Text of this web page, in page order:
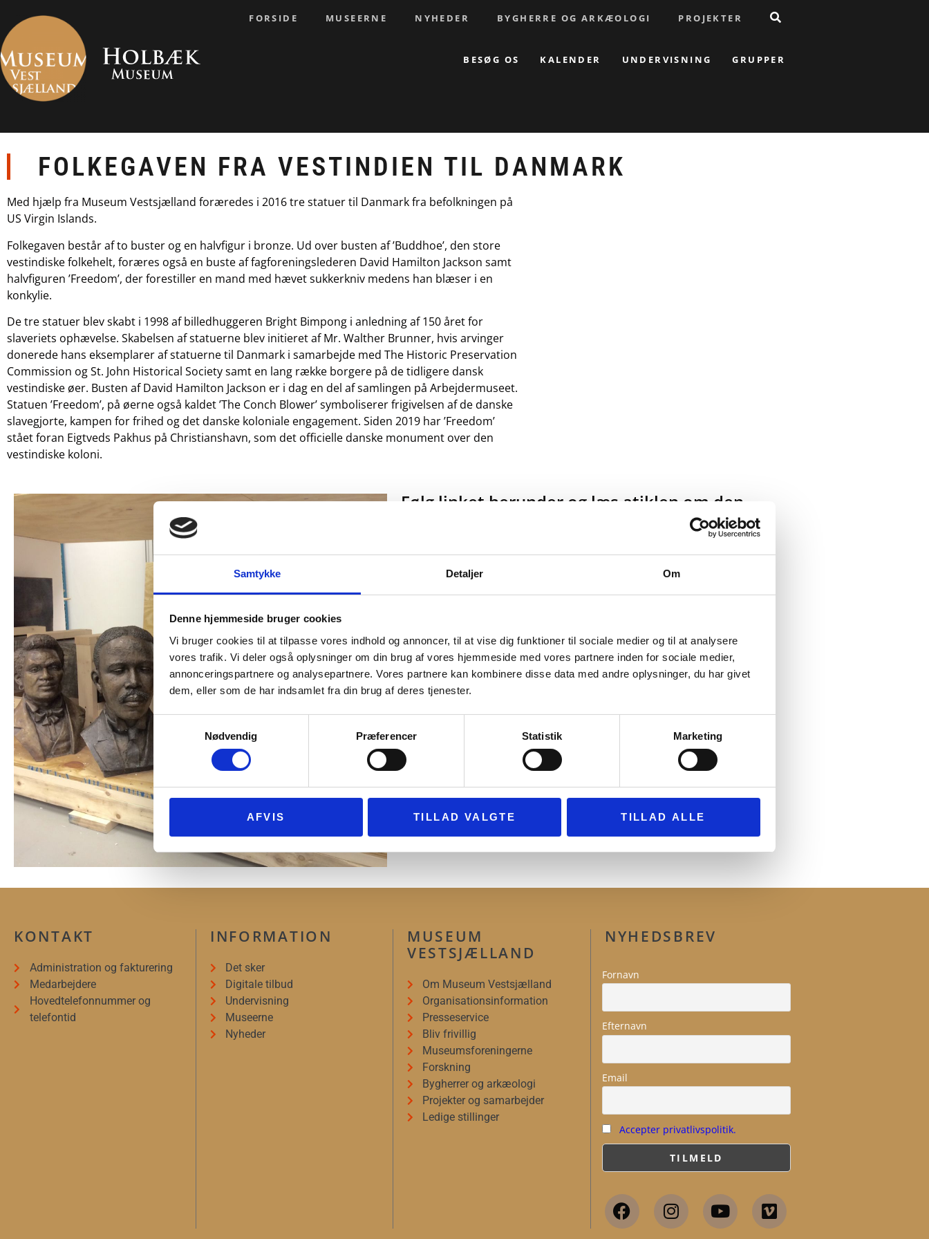
Samtykke Detaljer Om
Denne hjemmeside bruger cookies
Vi bruger cookies til at tilpasse vores indhold og annoncer, til at vise dig funktioner til sociale medier og til at analysere
vores trafik. Vi deler også oplysninger om din brug af vores hjemmeside med vores partnere inden for sociale medier,
annonceringspartnere og analysepartnere. Vores partnere kan kombinere disse data med andre oplysninger, du har givet
dem, eller som de har indsamlet fra din brug af deres tjenester.
Nødvendig
Præferencer Statistik Marketing
AFVIS TILLAD VALGTE TILLAD ALLE
FORSIDE MUSEERNE NYHEDER BYGHERRE OG ARKÆOLOGI PROJEKTER
BESØG OS KALENDER UNDERVISNING GRUPPER
FOLKEGAVEN FRA VESTINDIEN TIL DANMARK
Med hjælp fra Museum Vestsjælland foræredes i 2016 tre statuer til Danmark fra befolkningen på
US Virgin Islands.
Folkegaven består af to buster og en halvfigur i bronze. Ud over busten af ’Buddhoe’, den store
vestindiske folkehelt, foræres også en buste af fagforeningslederen David Hamilton Jackson samt
halvfiguren ’Freedom’, der forestiller en mand med hævet sukkerkniv medens han blæser i en
konkylie.
De tre statuer blev skabt i 1998 af billedhuggeren Bright Bimpong i anledning af 150 året for
slaveriets ophævelse. Skabelsen af statuerne blev initieret af Mr. Walther Brunner, hvis arvinger
donerede hans eksemplarer af statuerne til Danmark i samarbejde med The Historic Preservation
Commission og St. John Historical Society samt en lang række borgere på de tidligere dansk
vestindiske øer. Busten af David Hamilton Jackson er i dag en del af samlingen på Arbejdermuseet.
Statuen ’Freedom’, på øerne også kaldet ’The Conch Blower’ symboliserer frigivelsen af de danske
slavegjorte, kampen for frihed og det danske koloniale engagement. Siden 2019 har ’Freedom’
stået foran Eigtveds Pakhus på Christianshavn, som det officielle danske monument over den
vestindiske koloni.
Følg linket herunder og læs atiklen om den
KONTAKT
Administration og fakturering
Medarbejdere
Hovedtelefonnummer og
telefontid
INFORMATION
Det sker
Digitale tilbud
Undervisning
Museerne
Nyheder
MUSEUM
VESTSJÆLLAND
Om Museum Vestsjælland
Organisationsinformation
Presseservice
Bliv frivillig
Museumsforeningerne
Forskning
Bygherrer og arkæologi
Projekter og samarbejder
Ledige stillinger
NYHEDSBREV
Fornavn
Efternavn
Email
Accepter privatlivspolitik.